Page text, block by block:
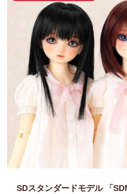
SDスタンダードモデル 「